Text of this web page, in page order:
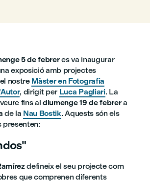
5 de febreres va inaugurar
exposició amb projectes
nostre Màster en Fotografia
, dirigit per Luca Pagliari. La
fins aldiumenge 19 de febrera
de la Nau Bostik. Aquests són els
presenten:
defineix el seu projecte com
que comprenen diferents